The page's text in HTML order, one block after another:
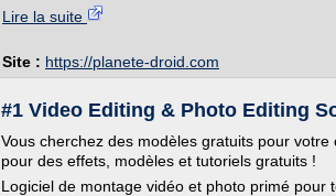
Lire la suite
Site : https://planete-droid.com
#1 Video Editing & Photo Editing
Vous cherchez des modèles gratuits pour
pour des effets, modèles et tutoriels gratuits !
Logiciel de montage vidéo et photo primé pour